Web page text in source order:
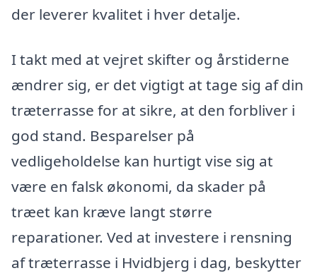
der leverer kvalitet i hver detalje.
I takt med at vejret skifter og årstiderne
ændrer sig, er det vigtigt at tage sig af din
træterrasse for at sikre, at den forbliver i
god stand. Besparelser på
vedligeholdelse kan hurtigt vise sig at
være en falsk økonomi, da skader på
træet kan kræve langt større
reparationer. Ved at investere i rensning
af træterrasse i Hvidbjerg i dag, beskytter